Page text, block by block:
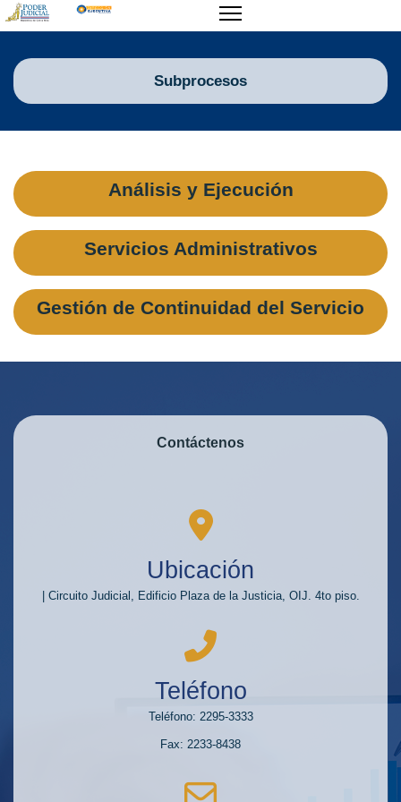
Subprocesos
Análisis y Ejecución
Servicios Administrativos
Gestión de Continuidad del Servicio
Contáctenos
Ubicación
| Circuito Judicial, Edificio Plaza de la Justicia, OIJ. 4to piso.
Teléfono
Teléfono: 2295-3333
Fax: 2233-8438